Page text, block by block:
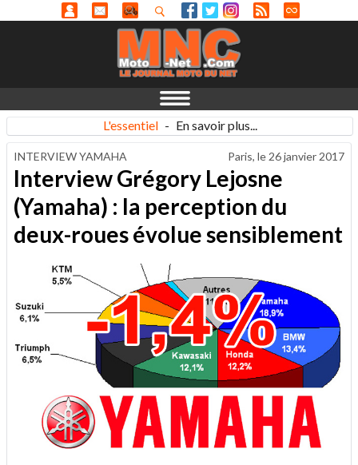
L'essentiel - En savoir plus...
INTERVIEW YAMAHA Paris, le 26 janvier 2017
Interview Grégory Lejosne
(Yamaha) : la perception du
deux-roues évolue sensiblement